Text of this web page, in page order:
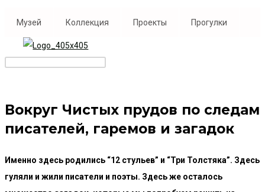
Музей Коллекция Проекты Прогулки
Вокруг Чистых прудов по следам
писателей, гаремов и загадок
Именно здесь родились “12 стульев” и “Три Толстяка”. Здесь
гуляли и жили писатели и поэты. Здесь же осталось